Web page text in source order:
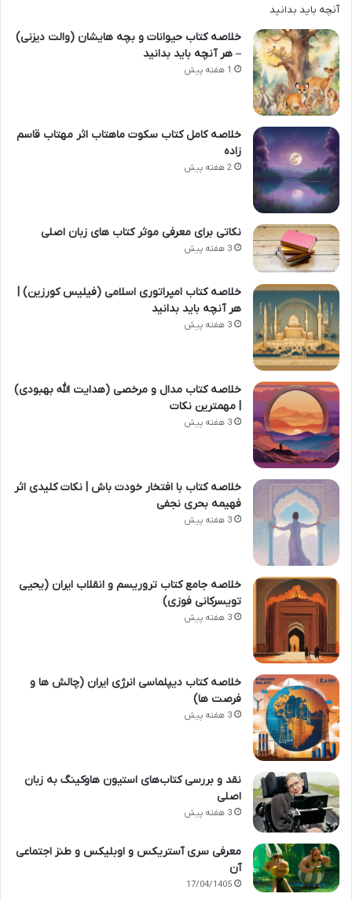
خلاصه کتاب حیوانات و بچه هایشان (والت دیزنی)
– هر آنچه باید بدانید
1 هفته پیش
خلاصه کامل کتاب سکوت ماهتاب اثر مهتاب قاسم
زاده
2 هفته پیش
نکاتی برای معرفی موثر کتاب های زبان اصلی
3 هفته پیش
خلاصه کتاب امپراتوری اسلامی (فیلیس کورزین) |
هر آنچه باید بدانید
3 هفته پیش
خلاصه کتاب مدال و مرخصی (هدایت الله بهبودی)
| مهمترین نکات
3 هفته پیش
خلاصه کتاب با افتخار خودت باش | نکات کلیدی اثر
فهیمه بحری نجفی
3 هفته پیش
خلاصه جامع کتاب تروریسم و انقلاب ایران (یحیی
تویسرکانی فوزی)
3 هفته پیش
خلاصه کتاب دیپلماسی انرژی ایران (چالش ها و
فرصت ها)
3 هفته پیش
نقد و بررسی کتاب‌های استیون هاوکینگ به زبان
اصلی
3 هفته پیش
معرفی سری آستریکس و اوبلیکس و طنز اجتماعی
آن
17/04/1405